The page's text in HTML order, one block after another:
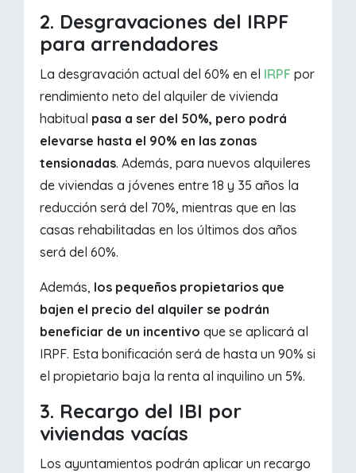
2. Desgravaciones del IRPF
para arrendadores
La desgravación actual del 60% en el IRPF por
rendimiento neto del alquiler de vivienda
habitual pasa a ser del 50%, pero podrá
elevarse hasta el 90% en las zonas
tensionadas. Además, para nuevos alquileres
de viviendas a jóvenes entre 18 y 35 años la
reducción será del 70%, mientras que en las
casas rehabilitadas en los últimos dos años
será del 60%.
Además, los pequeños propietarios que
bajen el precio del alquiler se podrán
beneficiar de un incentivo que se aplicará al
IRPF. Esta bonificación será de hasta un 90% si
el propietario baja la renta al inquilino un 5%.
3. Recargo del IBI por
viviendas vacías
Los ayuntamientos podrán aplicar un recargo